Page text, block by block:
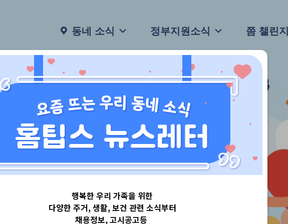
동네 소식 정부지원소식 쯤 챌린지
행복한 우리 가족을 위한
다양한 주거, 생활, 보건 관련 소식부터
채용정보, 고시공고등